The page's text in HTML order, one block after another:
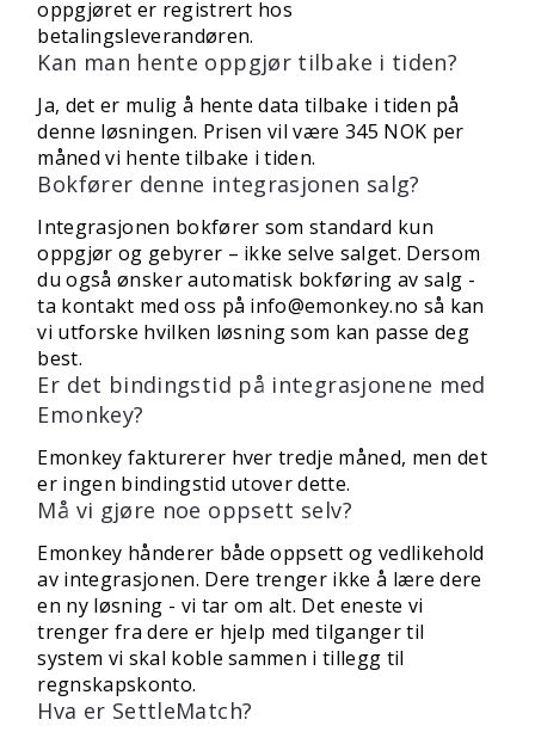
oppgjøret er registrert hos
betalingsleverandøren.
Kan man hente oppgjør tilbake i tiden?
Ja, det er mulig å hente data tilbake i tiden på
denne løsningen. Prisen vil være 345 NOK per
måned vi hente tilbake i tiden.
Bokfører denne integrasjonen salg?
Integrasjonen bokfører som standard kun
oppgjør og gebyrer – ikke selve salget. Dersom
du også ønsker automatisk bokføring av salg -
ta kontakt med oss på info@emonkey.no så kan
vi utforske hvilken løsning som kan passe deg
best.
Er det bindingstid på integrasjonene med
Emonkey?
Emonkey fakturerer hver tredje måned, men det
er ingen bindingstid utover dette.
Må vi gjøre noe oppsett selv?
Emonkey hånderer både oppsett og vedlikehold
av integrasjonen. Dere trenger ikke å lære dere
en ny løsning - vi tar om alt. Det eneste vi
trenger fra dere er hjelp med tilganger til
system vi skal koble sammen i tillegg til
regnskapskonto.
Hva er SettleMatch?